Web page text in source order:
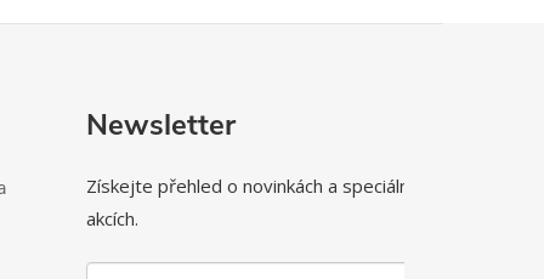
Newsletter
Získejte přehled o novinkách a speciálních
akcích.